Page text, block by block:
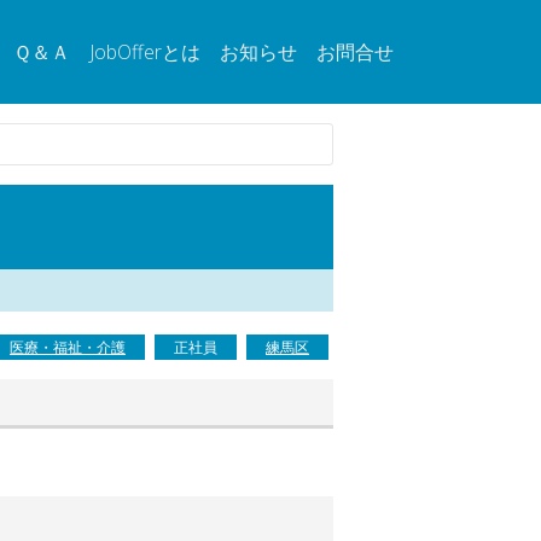
Ｑ＆Ａ JobOfferとは お知らせ お問合せ
医療・福祉・介護 正社員 練馬区